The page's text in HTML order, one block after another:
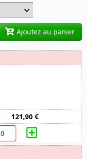
Ajoutez au panier
121,90 €